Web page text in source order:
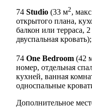
74 Studio (33 м2,
открытого плана,
балкон или терраса,
двуспальная кровать);
74 One Bedroom (42
номер, отдельная
кухней, ванная
односпальные
Дополнительное